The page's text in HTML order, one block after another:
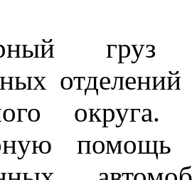
груз